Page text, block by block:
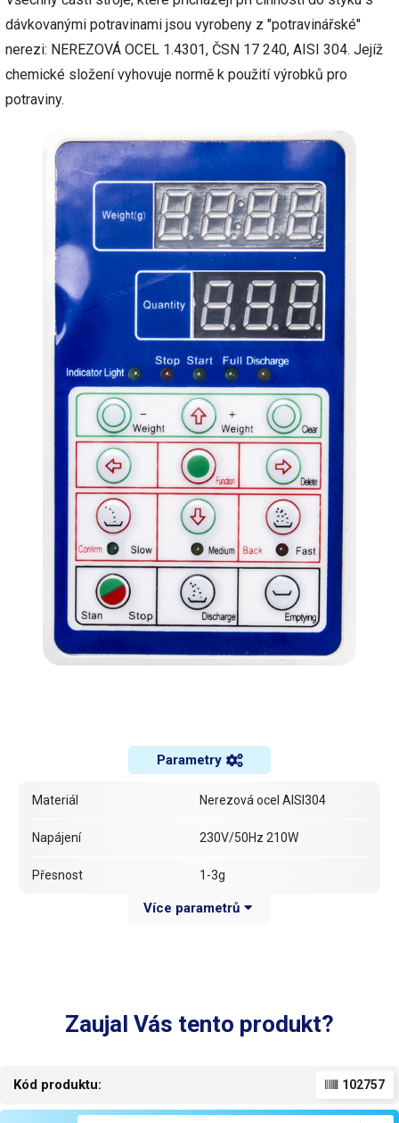
dávkovanými potravinami jsou vyrobeny z "potravinářské"
nerezi: NEREZOVÁ OCEL 1.4301, ČSN 17 240, AISI 304. Jejíž
chemické složení vyhovuje normě k použití výrobků pro
potraviny.
Parametry
Materiál Nerezová ocel AISI304
Napájení 230V/50Hz 210W
Přesnost 1-3g
27l
Hmotnost 24kg
Více parametrů
Zaujal Vás tento produkt?
Kód produktu: 102757